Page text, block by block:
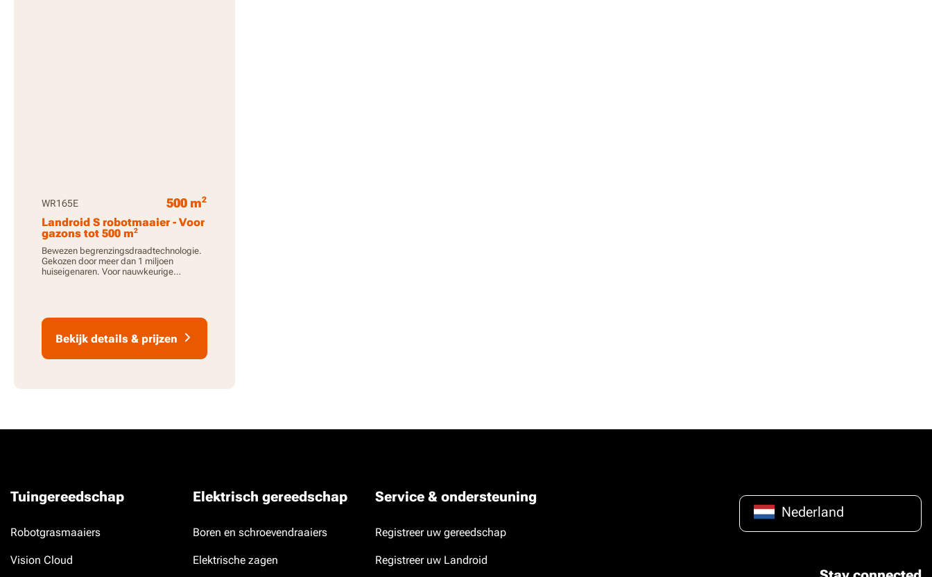
WR165E 500 m2
Landroid S robotmaaier - Voor
gazons tot 500 m2
Bewezen begrenzingsdraadtechnologie.
Gekozen door meer dan 1 miljoen
huiseigenaren. Voor nauwkeurige
Bekijk details & prijzen
Tuingereedschap
Robotgrasmaaiers
Vision Cloud
Elektrisch gereedschap
Boren en schroevendraaiers
Elektrische zagen
Service & ondersteuning
Registreer uw gereedschap
Registreer uw Landroid
Nederland